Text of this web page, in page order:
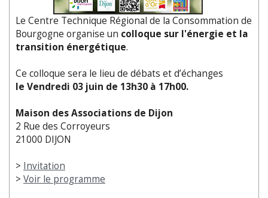
Le Centre Technique Régional de la Consommation de
Bourgogne organise un colloque sur l'énergie et la
transition énergétique.
Ce colloque sera le lieu de débats et d’échanges
le Vendredi 03 juin de 13h30 à 17h00.
Maison des Associations de Dijon
2 Rue des Corroyeurs
21000 DIJON
> Invitation
> Voir le programme